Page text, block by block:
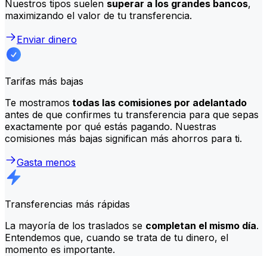
Nuestros tipos suelen superar a los grandes bancos,
maximizando el valor de tu transferencia.
Enviar dinero
Tarifas más bajas
Te mostramos todas las comisiones por adelantado
antes de que confirmes tu transferencia para que sepas
exactamente por qué estás pagando. Nuestras
comisiones más bajas significan más ahorros para ti.
Gasta menos
Transferencias más rápidas
La mayoría de los traslados se completan el mismo día.
Entendemos que, cuando se trata de tu dinero, el
momento es importante.